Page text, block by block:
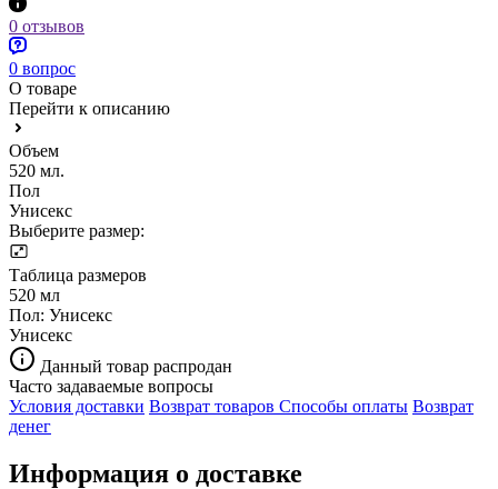
0 отзывов
0 вопрос
О товаре
Перейти к описанию
Объем
520 мл.
Пол
Унисекс
Выберите размер:
Таблица размеров
520 мл
Пол: Унисекс
Унисекс
Данный товар распродан
Часто задаваемые вопросы
Условия доставки Возврат товаров Способы оплаты Возврат
денег
Информация о доставке